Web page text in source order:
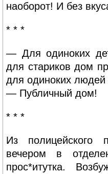
наоборот! И без
* * *
— Для одиноких
для стариков дом
для одиноких людей
— Публичный дом!
* * *
Из полицейского
вечером в
прос*итутка.